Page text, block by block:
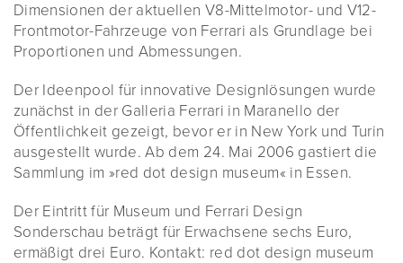
Dimensionen der aktuellen V8-Mittelmotor- und V12-
Frontmotor-Fahrzeuge von Ferrari als Grundlage bei
Proportionen und Abmessungen.
Der Ideenpool für innovative Designlösungen wurde
zunächst in der Galleria Ferrari in Maranello der
Öffentlichkeit gezeigt, bevor er in New York und Turin
ausgestellt wurde. Ab dem 24. Mai 2006 gastiert die
Sammlung im »red dot design museum« in Essen.
Der Eintritt für Museum und Ferrari Design
Sonderschau beträgt für Erwachsene sechs Euro,
ermäßigt drei Euro. Kontakt: red dot design museum